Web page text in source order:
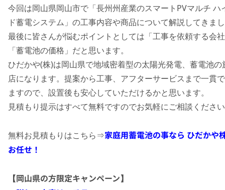
今回は岡山県岡山市で「長州州産業のスマートPVマルチ ハ
ド蓄電システム」の工事内容や商品について解説してきま
最後に皆さんが悩むポイントとしては「工事を依頼する会
「蓄電池の価格」だと思います。
ひだかや(株)は岡山県で地域密着型の太陽光発電、蓄電池の
店になります。提案から工事、アフターサービスまで一貫
ますので、設置後も安心していただけるかと思います。
見積もり提示はすべて無料ですのでお気軽にご相談くださ
無料お見積もりはこちら⇒家庭用蓄電池の事なら ひだかや
お任せ！
【岡山県の方限定キャンペーン】